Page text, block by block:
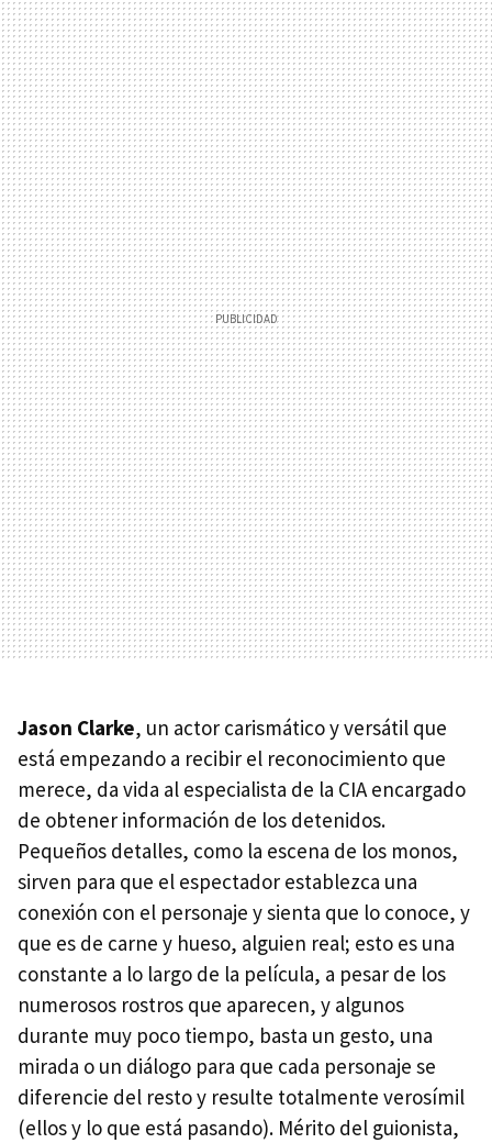
Jason Clarke, un actor carismático y versátil que
está empezando a recibir el reconocimiento que
merece, da vida al especialista de la CIA encargado
de obtener información de los detenidos.
Pequeños detalles, como la escena de los monos,
sirven para que el espectador establezca una
conexión con el personaje y sienta que lo conoce, y
que es de carne y hueso, alguien real; esto es una
constante a lo largo de la película, a pesar de los
numerosos rostros que aparecen, y algunos
durante muy poco tiempo, basta un gesto, una
mirada o un diálogo para que cada personaje se
diferencie del resto y resulte totalmente verosímil
(ellos y lo que está pasando). Mérito del guionista,